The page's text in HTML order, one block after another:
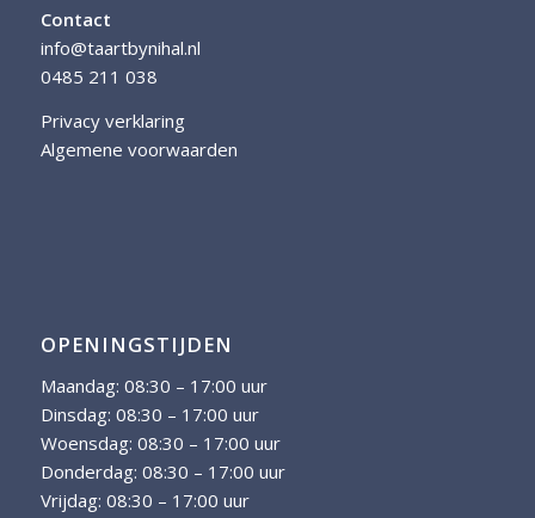
Contact
info@taartbynihal.nl
0485 211 038
Privacy verklaring
Algemene voorwaarden
OPENINGSTIJDEN
Maandag: 08:30 – 17:00 uur
Dinsdag: 08:30 – 17:00 uur
Woensdag: 08:30 – 17:00 uur
Donderdag: 08:30 – 17:00 uur
Vrijdag: 08:30 – 17:00 uur